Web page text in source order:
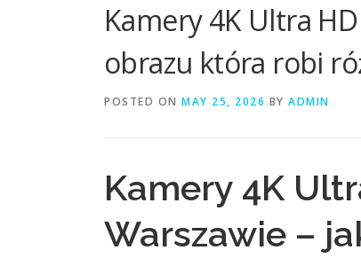
Kamery 4K Ultra
obrazu która robi
POSTED ON MAY 25, 2026 BY ADMIN
Kamery 4K
Warszawie –